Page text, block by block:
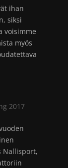
ihan
siksi
voisimme
myös
2017
Nallisport,